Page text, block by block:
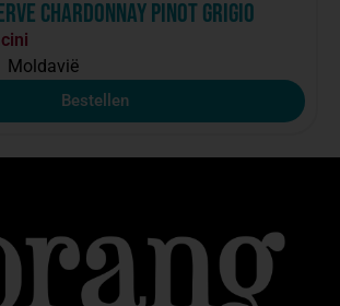
Chardonnay Pinot Grigio
Moldavië
Bestellen